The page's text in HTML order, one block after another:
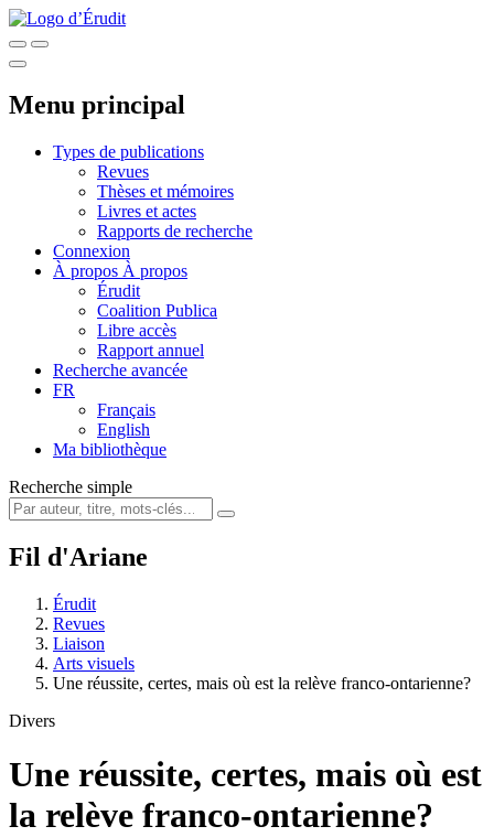
Menu principal
Types de publications
Revues
Thèses et mémoires
Livres et actes
Rapports de recherche
Connexion
À propos À propos
Érudit
Coalition Publica
Libre accès
Rapport annuel
Recherche avancée
FR
Français
English
Ma bibliothèque
Recherche simple
Fil d'Ariane
Érudit
Revues
Liaison
Arts visuels
Une réussite, certes, mais où est la relève franco-ontarienne?
Divers
Une réussite, certes, mais où est
la relève franco-ontarienne?